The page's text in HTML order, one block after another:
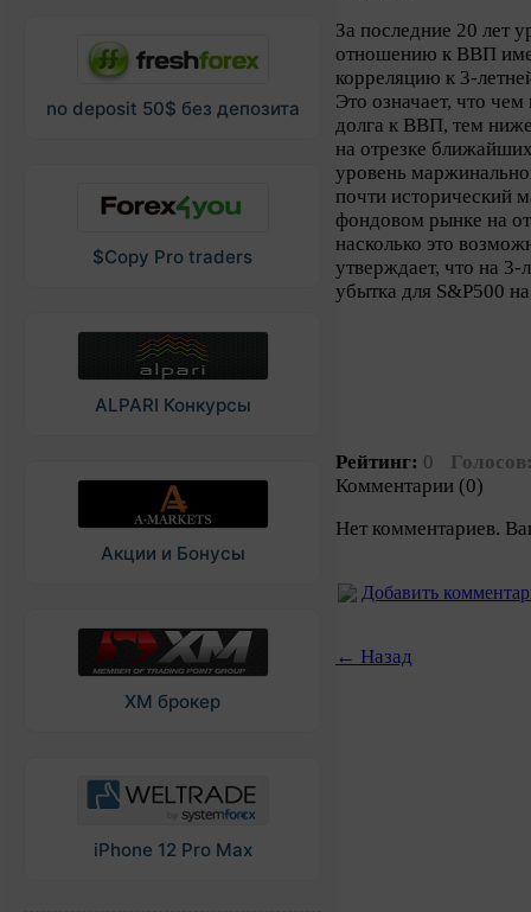
no deposit 50$ без депозита
$Copy Pro traders
ALPARI Конкурсы
Акции и Бонусы
XM брокер
iPhone 12 Pro Max
За последние 20 лет
отношению к ВВП
корреляцию к 3-
Это означает, что
долга к ВВП, тем
на отрезке
уровень
почти исторический
фондовом рынке на
насколько это
утверждает, что на
убытка для S&P500
Рейтинг: 0
Комментарии (0)
Нет комментариев.
Добавить
← Назад